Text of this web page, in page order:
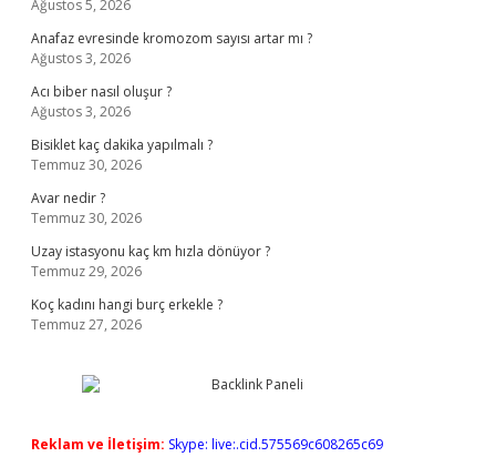
Ağustos 5, 2026
Anafaz evresinde kromozom sayısı artar mı ?
Ağustos 3, 2026
Acı biber nasıl oluşur ?
Ağustos 3, 2026
Bisiklet kaç dakika yapılmalı ?
Temmuz 30, 2026
Avar nedir ?
Temmuz 30, 2026
Uzay istasyonu kaç km hızla dönüyor ?
Temmuz 29, 2026
Koç kadını hangi burç erkekle ?
Temmuz 27, 2026
Reklam ve İletişim: Skype: live:.cid.575569c608265c69